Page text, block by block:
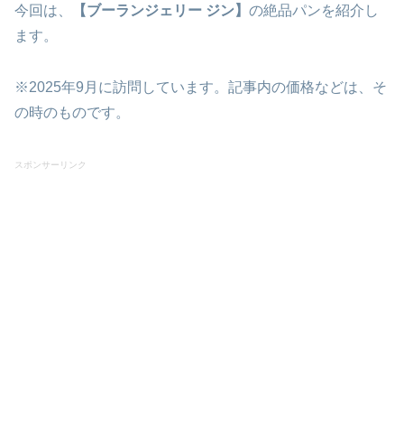
今回は、 【ブーランジェリー ジン】 の絶品パンを紹介し
ます。
※2025年9月に訪問しています。記事内の価格などは、そ
の時のものです。
スポンサーリンク